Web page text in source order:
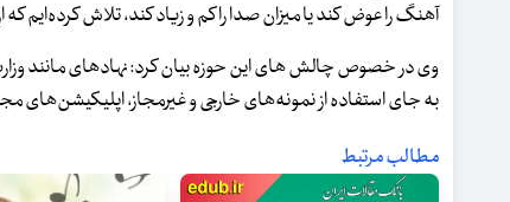
آهنگ را عوض کند یا میزان صدا را کم و زیاد کند، تلاش کرده‌ایم
وی در خصوص چالش های این حوزه بیان کرد: نهادهای مانند وزارت
به جای استفاده از نمونه‌های خارجی و غیرمجاز، اپلیکیشن‌های
مطالب مرتبط